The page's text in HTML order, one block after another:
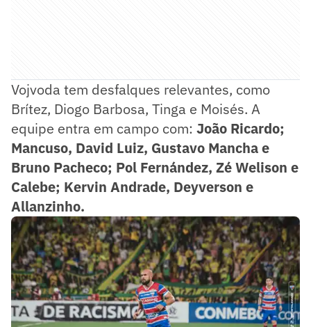
Vojvoda tem desfalques relevantes, como
Brítez, Diogo Barbosa, Tinga e Moisés. A
equipe entra em campo com: João Ricardo;
Mancuso, David Luiz, Gustavo Mancha e
Bruno Pacheco; Pol Fernández, Zé Welison e
Calebe; Kervin Andrade, Deyverson e
Allanzinho.